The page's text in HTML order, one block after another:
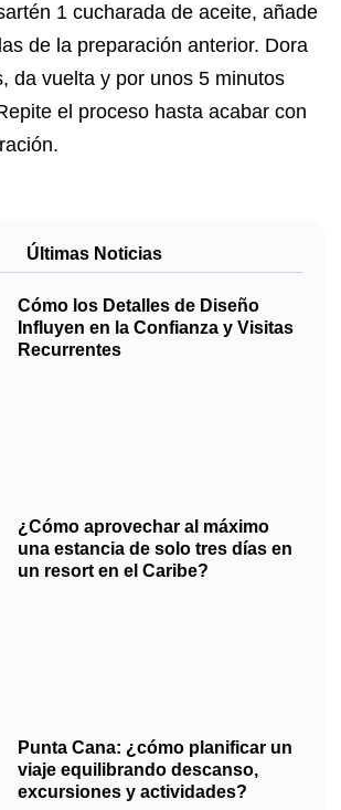
1 cucharada de aceite, añade
de la preparación anterior. Dora
da vuelta y por unos 5 minutos
el proceso hasta acabar con
Últimas Noticias
Cómo los Detalles de Diseño
Influyen en la Confianza y Visitas
Recurrentes
¿Cómo aprovechar al máximo
una estancia de solo tres días en
un resort en el Caribe?
Punta Cana: ¿cómo planificar un
viaje equilibrando descanso,
excursiones y actividades?